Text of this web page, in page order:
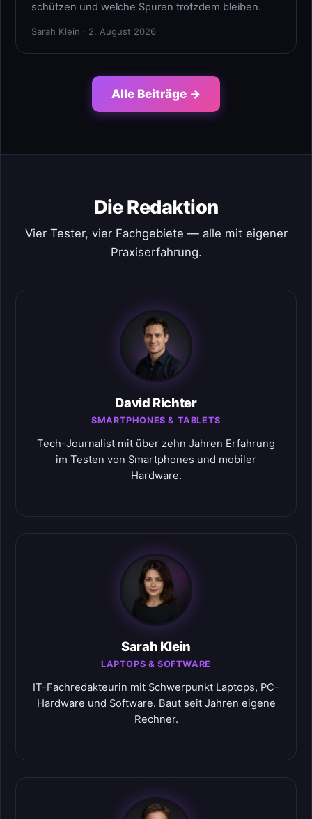
schützen und welche Spuren trotzdem bleiben.
Sarah Klein · 2. August 2026
Alle Beiträge →
Die Redaktion
Vier Tester, vier Fachgebiete — alle mit eigener
Praxiserfahrung.
David Richter
SMARTPHONES & TABLETS
Tech-Journalist mit über zehn Jahren Erfahrung
im Testen von Smartphones und mobiler
Hardware.
Sarah Klein
LAPTOPS & SOFTWARE
IT-Fachredakteurin mit Schwerpunkt Laptops, PC-
Hardware und Software. Baut seit Jahren eigene
Rechner.